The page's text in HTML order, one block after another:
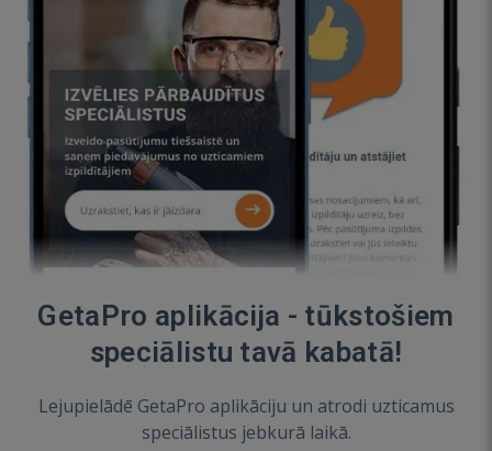
GetaPro aplikācija - tūkstošiem
speciālistu tavā kabatā!
Lejupielādē GetaPro aplikāciju un atrodi uzticamus
speciālistus jebkurā laikā.